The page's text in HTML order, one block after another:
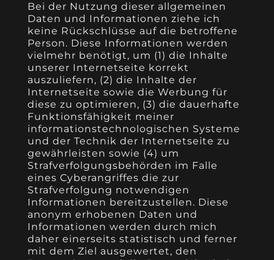
Bei der Nutzung dieser allgemeinen
Daten und Informationen ziehe ich
keine Rückschlüsse auf die betroffene
Person. Diese Informationen werden
vielmehr benötigt, um (1) die Inhalte
unserer Internetseite korrekt
auszuliefern, (2) die Inhalte der
Internetseite sowie die Werbung für
diese zu optimieren, (3) die dauerhafte
Funktionsfähigkeit meiner
informationstechnologischen Systeme
und der Technik der Internetseite zu
gewährleisten sowie (4) um
Strafverfolgungsbehörden im Falle
eines Cyberangriffes die zur
Strafverfolgung notwendigen
Informationen bereitzustellen. Diese
anonym erhobenen Daten und
Informationen werden durch mich
daher einerseits statistisch und ferner
mit dem Ziel ausgewertet, den